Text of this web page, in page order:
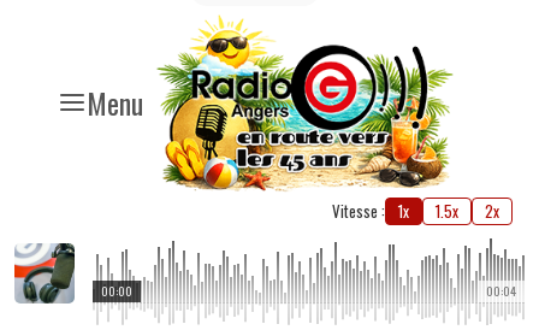
Menu
Vitesse : 1x 1.5x 2x
00:04
00:00